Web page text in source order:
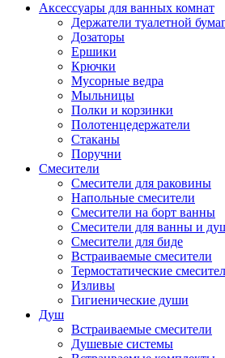
Аксессуары для ванных комнат
Держатели туалетной
Дозаторы
Ершики
Крючки
Мусорные ведра
Мыльницы
Полки и корзинки
Полотенцедержатели
Стаканы
Поручни
Смесители
Смесители для раковины
Напольные смесители
Смесители на борт ванны
Смесители для ванны и
Смесители для биде
Встраиваемые смесители
Термостатические
Изливы
Гигиенические души
Душ
Встраиваемые смесители
Душевые системы